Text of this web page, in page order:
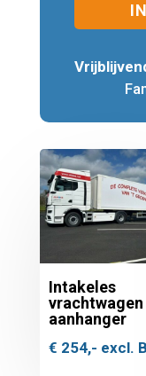
Intakeles
aanhanger
€ 254,- excl.